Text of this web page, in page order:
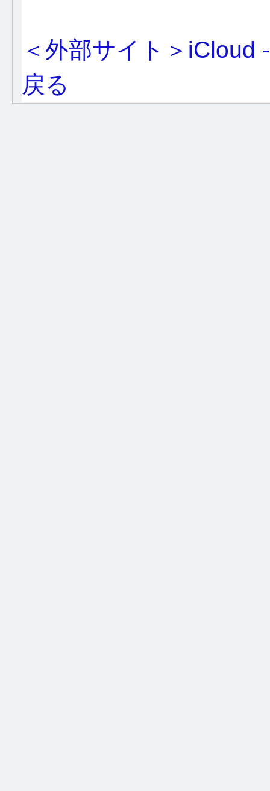
＜外部サイト＞iCloud
戻る